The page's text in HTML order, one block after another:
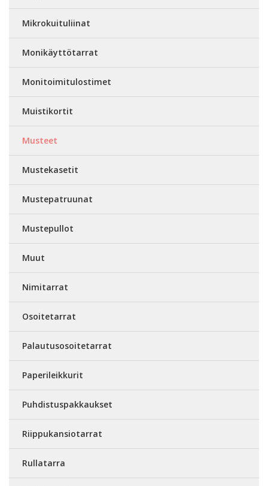
Mikrokuituliinat
Monikäyttötarrat
Monitoimitulostimet
Muistikortit
Musteet
Mustekasetit
Mustepatruunat
Mustepullot
Muut
Nimitarrat
Osoitetarrat
Palautusosoitetarrat
Paperileikkurit
Puhdistuspakkaukset
Riippukansiotarrat
Rullatarra